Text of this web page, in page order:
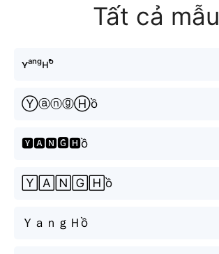
Tất cả mẫu
ʏᵃⁿᵍʜᵒ̂̀
ⓎⓐⓝⓖⒽồ
🆈🅰🅽🅶🅷ồ
🅈🄰🄽🄶🄷ồ
ＹａｎｇＨồ